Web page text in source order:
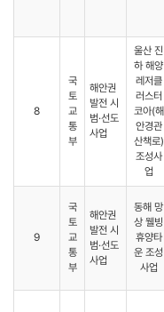
8
국
토
교
통
부
해안권
발전 시
범·선도
사업
울산 진
하 해양
레저클
러스터
코아(해
안경관
산책로)
조성사
업
9
국
토
교
통
부
해안권
발전 시
범·선도
사업
동해 망
상 웰빙
휴양타
운 조성
사업